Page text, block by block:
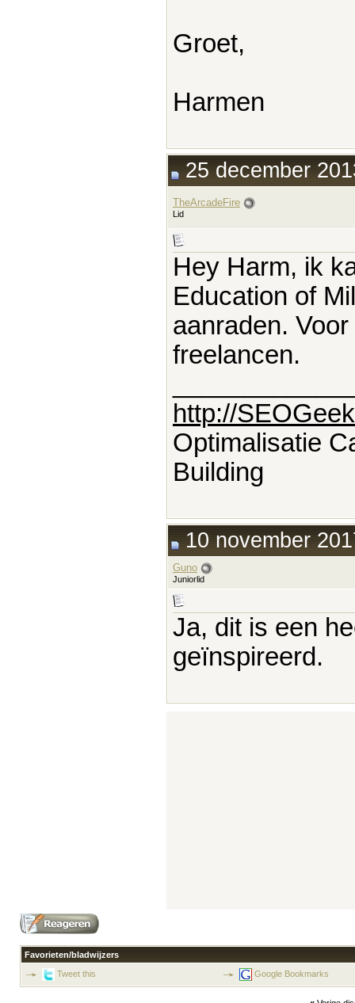
Groet,
Harmen
25 december
TheArcadeFire
Lid
Hey Harm, ik
Education of
aanraden.
freelancen.
http://
Optimalisatie
Building
10 november
Guno
Juniorlid
Ja, dit is een
geïnspireerd.
Favorieten/bladwijzers
Tweet this
Google Bookmarks